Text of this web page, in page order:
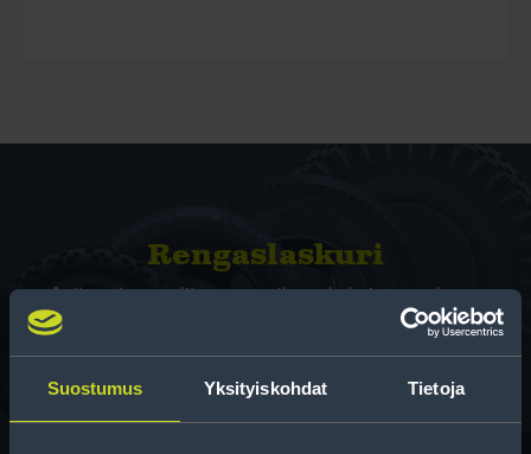
Suostumus Yksityiskohdat Tietoja
Rengas­laskuri
Auttaa sinua valitsemaan oikean kokoisen renkaan,